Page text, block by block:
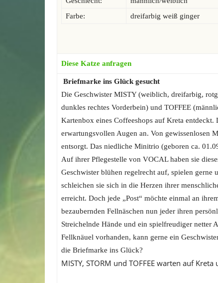
Farbe:
dreifarbig weiß ginger
Diese Katze anfragen
Briefmarke ins Glück gesucht
Die Geschwister MISTY (weiblich, dreifarbig,
dunkles rechtes Vorderbein) und TOFFEE
Kartenbox eines Coffeeshops auf Kreta
erwartungsvollen Augen an. Von gewissenlosen
entsorgt. Das niedliche Minitrio (geboren ca.
Auf ihrer Pflegestelle von VOCAL haben sie
Geschwister blühen regelrecht auf, spielen gerne
schleichen sie sich in die Herzen ihrer
erreicht. Doch jede „Post“ möchte einmal an
bezaubernden Fellnäschen nun jeder ihren
Streichelnde Hände und ein spielfreudiger netter
Fellknäuel vorhanden, kann gerne ein
die Briefmarke ins Glück?
MISTY, STORM und TOFFEE warten auf